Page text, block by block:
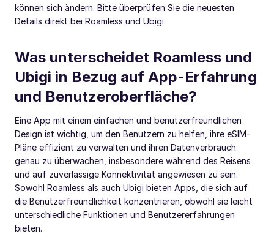
können sich ändern. Bitte überprüfen Sie die neuesten
Details direkt bei Roamless und Ubigi.
Was unterscheidet Roamless und
Ubigi in Bezug auf App-Erfahrung
und Benutzeroberfläche?
Eine App mit einem einfachen und benutzerfreundlichen
Design ist wichtig, um den Benutzern zu helfen, ihre eSIM-
Pläne effizient zu verwalten und ihren Datenverbrauch
genau zu überwachen, insbesondere während des Reisens
und auf zuverlässige Konnektivität angewiesen zu sein.
Sowohl Roamless als auch Ubigi bieten Apps, die sich auf
die Benutzerfreundlichkeit konzentrieren, obwohl sie leicht
unterschiedliche Funktionen und Benutzererfahrungen
bieten.